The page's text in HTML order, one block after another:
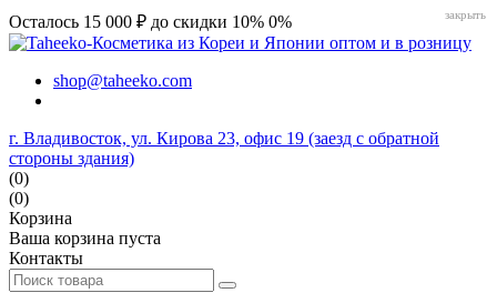
Осталось 15 000 ₽ до скидки 10% 0%
shop@taheeko.com
г. Владивосток, ул. Кирова 23, офис 19 (заезд с обратной
стороны здания)
(0)
(0)
Корзина
Ваша корзина пуста
Контакты
закрыть